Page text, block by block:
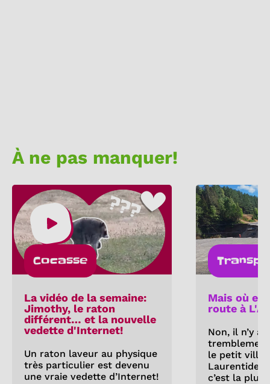
À ne pas manquer!
Cocasse
La vidéo de la semaine:
Jimothy, le raton
différent… et la nouvelle
vedette d'Internet!
Un raton laveur au physique
très particulier est devenu
une vraie vedette d’Internet!
Mais où
route à
Non, il n’y a
le petit
Laurentides.
c’est la pluie!